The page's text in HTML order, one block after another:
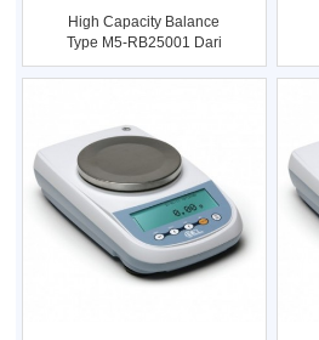
High Capacity Balance
Type M5-RB25001 Dari
Bel Eng